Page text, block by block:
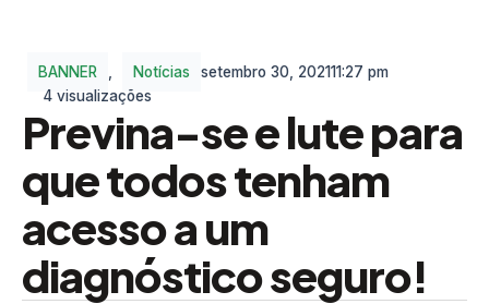
BANNER Notícias setembro 30, 202111:27 pm
4 visualizações
Previna-se e lute para
que todos tenham
acesso a um
diagnóstico seguro!